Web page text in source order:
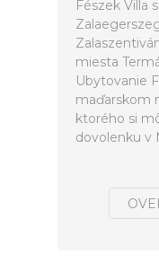
Fészek Villa
miesta
Ubytovanie
maďarskom
ktorého si
dovolenku v